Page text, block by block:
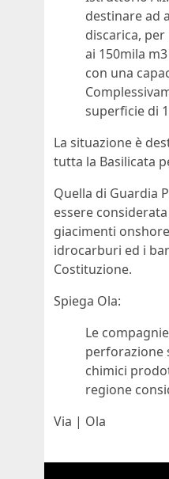
destinare ad
discarica,
ai 150mila
con una
superficie di
La situazione è
tutta la Basilicata
Quella di Guardia
essere
giacimenti
idrocarburi ed i
Costituzione.
Spiega Ola:
Le
perforazione
chimici
regione
Via | Ola